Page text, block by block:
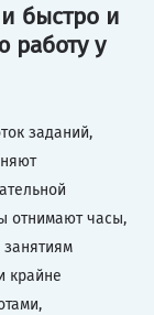
быстро и
работу у
заданий,
отнимают часы,
крайне